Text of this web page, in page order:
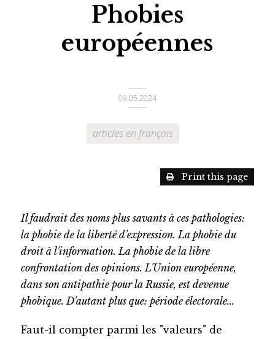
Phobies
européennes
09.05.2024
articles en français
Print this page
Il faudrait des noms plus savants à ces pathologies:
la phobie de la liberté d'expression. La phobie du
droit à l'information. La phobie de la libre
confrontation des opinions. L'Union européenne,
dans son antipathie pour la Russie, est devenue
phobique. D'autant plus que: période électorale...
Faut-il compter parmi les "valeurs" de